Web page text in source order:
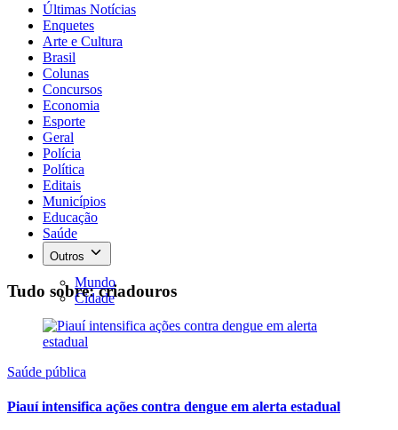
Últimas Notícias
Enquetes
Arte e Cultura
Brasil
Colunas
Concursos
Economia
Esporte
Geral
Polícia
Política
Editais
Municípios
Educação
Saúde
Outros
Mundo
Cidade
Tudo sobre: criadouros
Saúde pública
Piauí intensifica ações contra dengue em alerta estadual